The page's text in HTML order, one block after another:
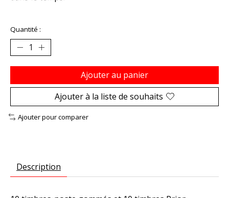
Quantité :
Ajouter au panier
Ajouter à la liste de souhaits
Ajouter pour comparer
Description